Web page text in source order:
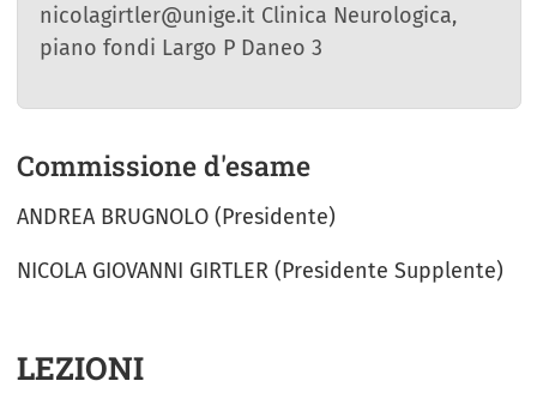
nicolagirtler@unige.it Clinica Neurologica,
piano fondi Largo P Daneo 3
Commissione d'esame
ANDREA BRUGNOLO (Presidente)
NICOLA GIOVANNI GIRTLER (Presidente Supplente)
LEZIONI